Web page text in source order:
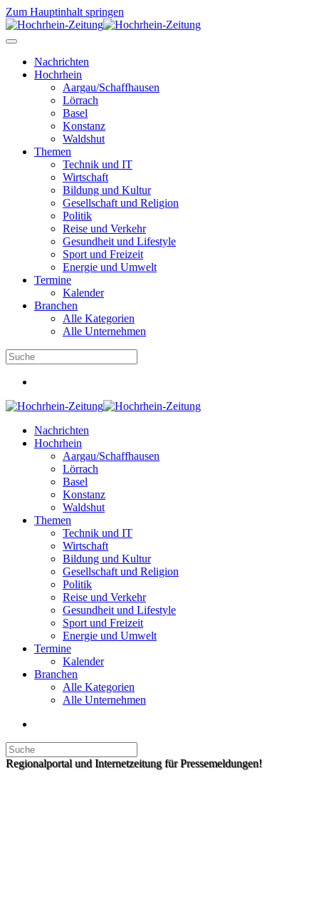
Zum Hauptinhalt springen
Nachrichten
Hochrhein
Aargau/Schaffhausen
Lörrach
Basel
Konstanz
Waldshut
Themen
Technik und IT
Wirtschaft
Bildung und Kultur
Gesellschaft und Religion
Politik
Reise und Verkehr
Gesundheit und Lifestyle
Sport und Freizeit
Energie und Umwelt
Termine
Kalender
Branchen
Alle Kategorien
Alle Unternehmen
Nachrichten
Hochrhein
Aargau/Schaffhausen
Lörrach
Basel
Konstanz
Waldshut
Themen
Technik und IT
Wirtschaft
Bildung und Kultur
Gesellschaft und Religion
Politik
Reise und Verkehr
Gesundheit und Lifestyle
Sport und Freizeit
Energie und Umwelt
Termine
Kalender
Branchen
Alle Kategorien
Alle Unternehmen
Regionalportal und Internetzeitung für Pressemeldungen!